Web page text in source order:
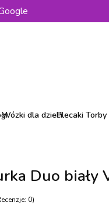
Wózki dla dzieciPlecaki
Duo
0)